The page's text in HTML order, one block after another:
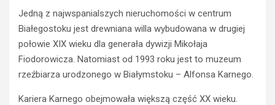
Jedną z najwspanialszych nieruchomości w centrum
Białegostoku jest drewniana willa wybudowana w drugiej
połowie XIX wieku dla generała dywizji Mikołaja
Fiodorowicza. Natomiast od 1993 roku jest to muzeum
rzeźbiarza urodzonego w Białymstoku – Alfonsa Karnego.
Kariera Karnego obejmowała większą część XX wieku.